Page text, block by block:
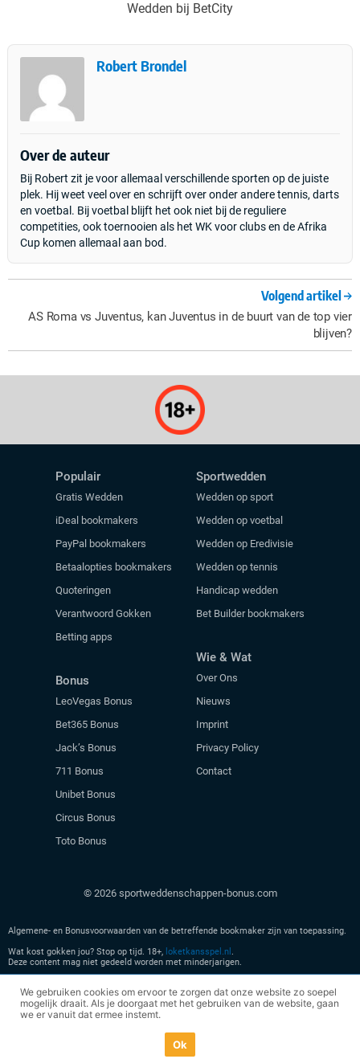
Wedden bij BetCity
Robert Brondel
Over de auteur
Bij Robert zit je voor allemaal verschillende sporten op de juiste
plek. Hij weet veel over en schrijft over onder andere tennis, darts
en voetbal. Bij voetbal blijft het ook niet bij de reguliere
competities, ook toernooien als het WK voor clubs en de Afrika
Cup komen allemaal aan bod.
Volgend artikel
AS Roma vs Juventus, kan Juventus in de buurt van de top vier
blijven?
Populair
Gratis Wedden
iDeal bookmakers
PayPal bookmakers
Betaalopties bookmakers
Quoteringen
Verantwoord Gokken
Betting apps
Bonus
LeoVegas Bonus
Bet365 Bonus
Jack’s Bonus
711 Bonus
Unibet Bonus
Circus Bonus
Toto Bonus
Sportwedden
Wedden op sport
Wedden op voetbal
Wedden op Eredivisie
Wedden op tennis
Handicap wedden
Bet Builder bookmakers
Wie & Wat
Over Ons
Nieuws
Imprint
Privacy Policy
Contact
© 2026 sportweddenschappen-bonus.com
Algemene- en Bonusvoorwaarden van de betreffende bookmaker zijn van toepassing.
Wat kost gokken jou? Stop op tijd. 18+, loketkansspel.nl .
Deze content mag niet gedeeld worden met minderjarigen.
spelen.
We gebruiken cookies om ervoor te zorgen dat onze website zo soepel
mogelijk draait. Als je doorgaat met het gebruiken van de website, gaan
we er vanuit dat ermee instemt.
Ok